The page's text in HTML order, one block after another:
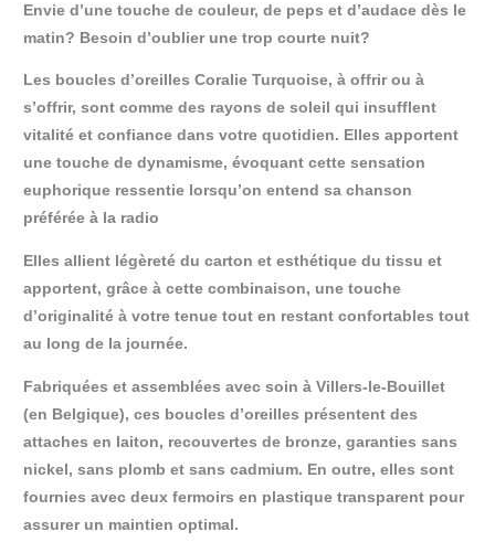
Envie d’une touche de couleur, de peps et d’audace dès le
matin? Besoin d’oublier une trop courte nuit?
Les boucles d’oreilles Coralie Turquoise, à offrir ou à
s’offrir, sont comme des rayons de soleil qui insufflent
vitalité et confiance dans votre quotidien. Elles apportent
une touche de dynamisme, évoquant cette sensation
euphorique ressentie lorsqu’on entend sa chanson
préférée à la radio
Elles allient légèreté du carton et esthétique du tissu et
apportent, grâce à cette combinaison, une touche
d’originalité à votre tenue tout en restant confortables tout
au long de la journée.
Fabriquées et assemblées avec soin à Villers-le-Bouillet
(en Belgique), ces boucles d’oreilles présentent des
attaches en laiton, recouvertes de bronze, garanties sans
nickel, sans plomb et sans cadmium. En outre, elles sont
fournies avec deux fermoirs en plastique transparent pour
assurer un maintien optimal.